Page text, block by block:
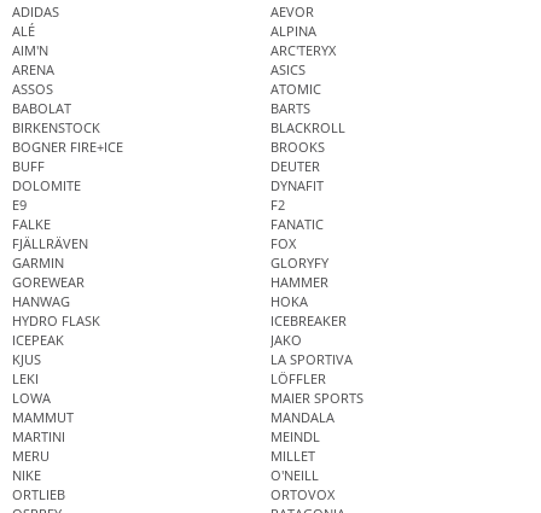
ADIDAS
AEVOR
ALÉ
ALPINA
AIM'N
ARC'TERYX
ARENA
ASICS
ASSOS
ATOMIC
BABOLAT
BARTS
BIRKENSTOCK
BLACKROLL
BOGNER FIRE+ICE
BROOKS
BUFF
DEUTER
DOLOMITE
DYNAFIT
E9
F2
FALKE
FANATIC
FJÄLLRÄVEN
FOX
GARMIN
GLORYFY
GOREWEAR
HAMMER
HANWAG
HOKA
HYDRO FLASK
ICEBREAKER
ICEPEAK
JAKO
KJUS
LA SPORTIVA
LEKI
LÖFFLER
LOWA
MAIER SPORTS
MAMMUT
MANDALA
MARTINI
MEINDL
MERU
MILLET
NIKE
O'NEILL
ORTLIEB
ORTOVOX